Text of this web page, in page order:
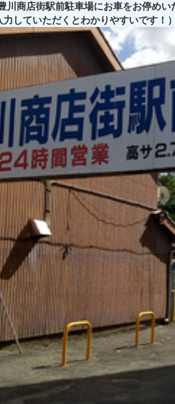
商店街駅前駐車場にお車をお停めい
していただくとわかりやすいです！）